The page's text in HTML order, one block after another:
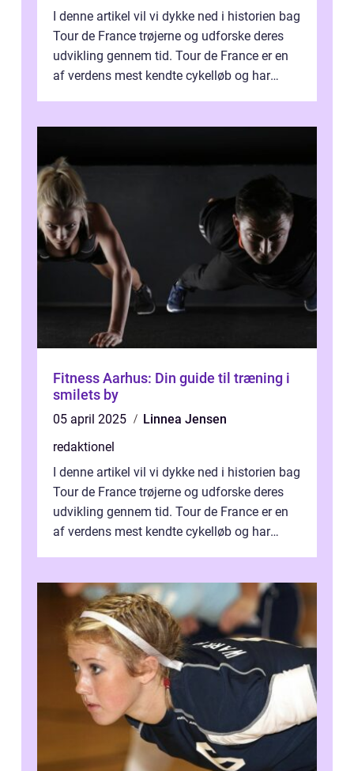
I denne artikel vil vi dykke ned i historien bag
Tour de France trøjerne og udforske deres
udvikling gennem tid. Tour de France er en
af verdens mest kendte cykelløb og har
Fitness Aarhus: Din guide til træning i
smilets by
05 april 2025
Linnea Jensen
redaktionel
I denne artikel vil vi dykke ned i historien bag
Tour de France trøjerne og udforske deres
udvikling gennem tid. Tour de France er en
af verdens mest kendte cykelløb og har